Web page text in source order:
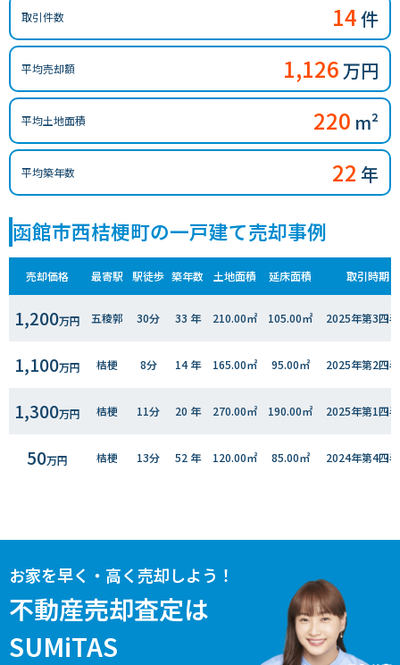
取引件数 14件
平均売却額 1,126 万円
平均土地面積 220 m²
平均築年数 22 年
函館市西桔梗町の一戸建て売却事例
売却価格 最寄駅 駅徒歩 築年数 土地面積 延床面積 取引時期
1,200万円 五稜郭 30分 33 年 210.00㎡ 105.00㎡ 2025年第3四
1,100万円 桔梗 8分 14 年 165.00㎡ 95.00㎡ 2025年第2四
1,300万円 桔梗 11分 20 年 270.00㎡ 190.00㎡ 2025年第1四
50万円 桔梗 13分 52 年 120.00㎡ 85.00㎡ 2024年第4四
1,800 万円 桔梗 9分 12 年 100.00㎡ 2022年第3四
700万円 七重浜 110.00㎡ 2022年第２四
お家を早く・高く売却しよう！
不動産売却査定は
SUMiTAS